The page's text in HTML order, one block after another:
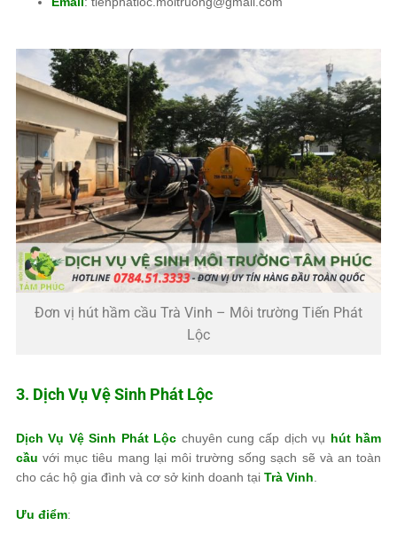
Đơn vị hút hầm cầu Trà Vinh – Môi trường Tiến Phát
Lộc
3. Dịch Vụ Vệ Sinh Phát Lộc
Dịch Vụ Vệ Sinh Phát Lộc chuyên cung cấp dịch vụ hút hầm
cầu với mục tiêu mang lại môi trường sống sạch sẽ và an toàn
cho các hộ gia đình và cơ sở kinh doanh tại Trà Vinh
Ưu điểm: